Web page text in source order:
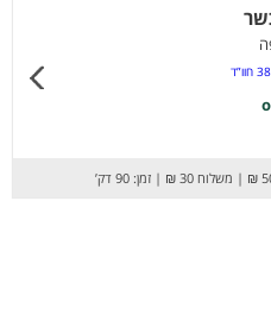
38 חוו”ד
| משלוח 30 ₪ | זמן: 90 דק’